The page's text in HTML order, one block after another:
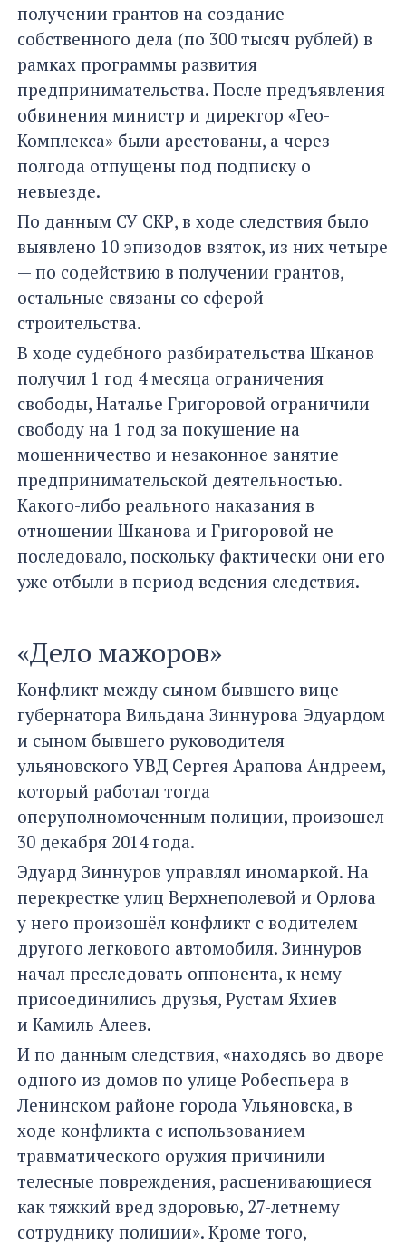
получении грантов на создание
собственного дела (по 300 тысяч рублей) в
рамках программы развития
предпринимательства. После предъявления
обвинения министр и директор «Гео-
Комплекса» были арестованы, а через
полгода отпущены под подписку о
невыезде.
По данным СУ СКР, в ходе следствия было
выявлено 10 эпизодов взяток, из них четыре
— по содействию в получении грантов,
остальные связаны со сферой
строительства.
В ходе судебного разбирательства Шканов
получил 1 год 4 месяца ограничения
свободы, Наталье Григоровой ограничили
свободу на 1 год за покушение на
мошенничество и незаконное занятие
предпринимательской деятельностью.
Какого-либо реального наказания в
отношении Шканова и Григоровой не
последовало, поскольку фактически они его
уже отбыли в период ведения следствия.
«Дело мажоров»
Конфликт между сыном бывшего вице-
губернатора Вильдана Зиннурова Эдуардом
и сыном бывшего руководителя
ульяновского УВД Сергея Арапова Андреем,
который работал тогда
оперуполномоченным полиции, произошел
30 декабря 2014 года.
Эдуард Зиннуров управлял иномаркой. На
перекрестке улиц Верхнеполевой и Орлова
у него произошёл конфликт с водителем
другого легкового автомобиля. Зиннуров
начал преследовать оппонента, к нему
присоединились друзья, Рустам Яхиев
и Камиль Алеев.
И по данным следствия, «находясь во дворе
одного из домов по улице Робеспьера в
Ленинском районе города Ульяновска, в
ходе конфликта с использованием
травматического оружия причинили
телесные повреждения, расценивающиеся
как тяжкий вред здоровью, 27-летнему
сотруднику полиции». Кроме того,